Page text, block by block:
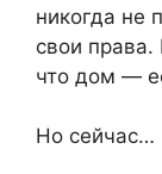
никогда не
свои
что дом —
Но сейчас…